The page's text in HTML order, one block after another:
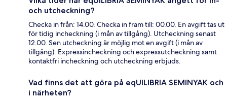
och utcheckning?
Checka in från: 14.00. Checka in fram till: 00.00. En avgift tas ut
för tidig incheckning (i mån av tillgång). Utcheckning senast
12.00. Sen utcheckning är möjlig mot en avgift (i mån av
tillgång). Expressincheckning och expressutcheckning samt
kontaktfri incheckning och utcheckning erbjuds.
Vad finns det att göra på eqUILIBRIA SEMINYAK och
i närheten?